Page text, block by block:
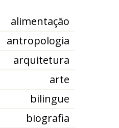
alimentação
antropologia
arquitetura
arte
bilingue
biografia